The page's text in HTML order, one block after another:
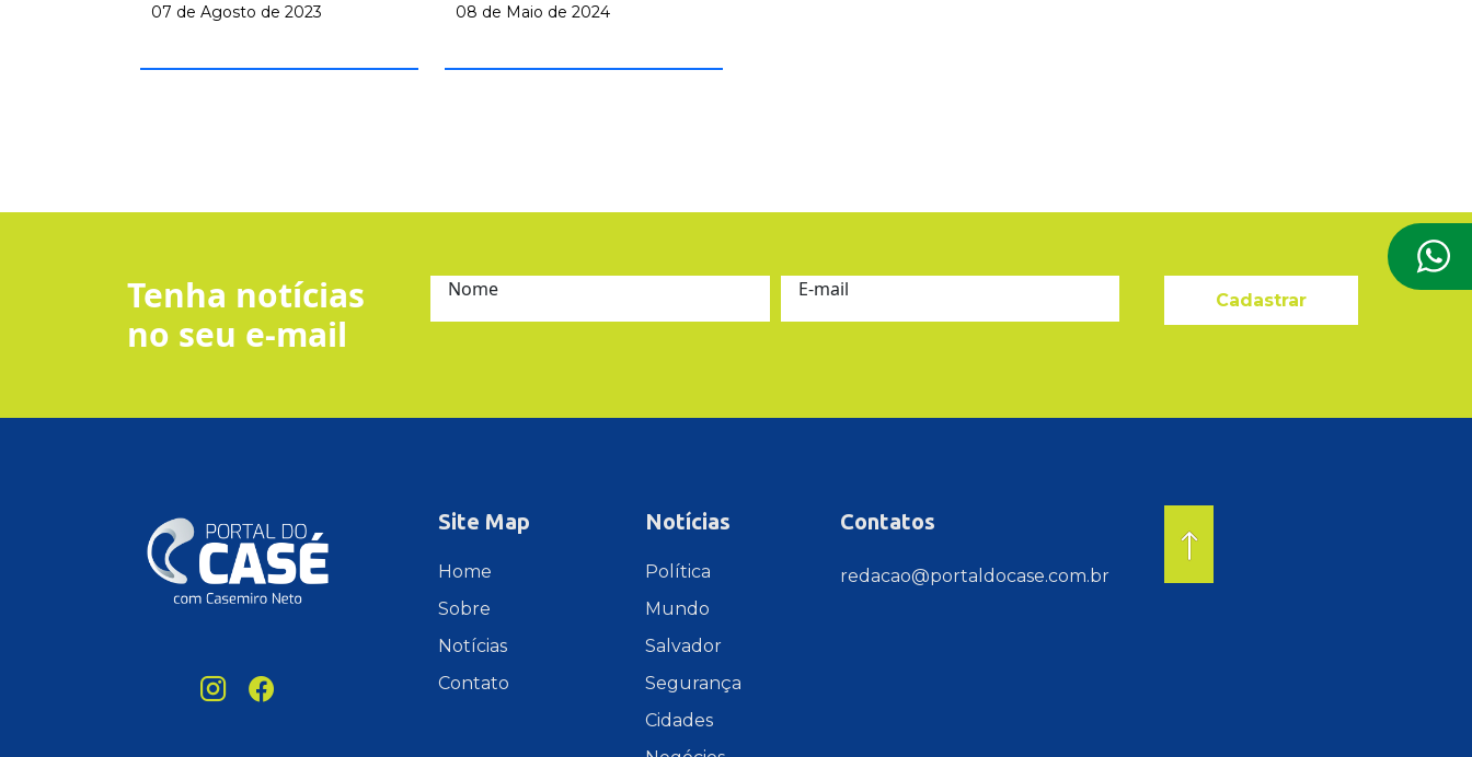
07 de Agosto de 2023 08 de Maio de 2024
Tenha notícias
no seu e-mail
Nome E-mail Cadastrar
Site Map
Home
Sobre
Notícias
Contato
Notícias
Política
Mundo
Salvador
Segurança
Cidades
Contatos
redacao@portaldocase.com.br